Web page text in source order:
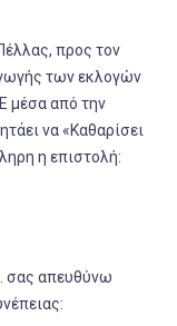
προς τον
των εκλογών
μέσα από την
να «Καθαρίσει
η επιστολή:
σας απευθύνω